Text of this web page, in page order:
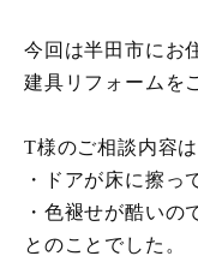
今回は半田市にお
建具リフォームを
T様のご相談内容は
・ドアが床に擦っ
・色褪せが酷いの
とのことでした。